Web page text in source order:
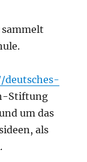
sammelt
Stiftung
um das
als